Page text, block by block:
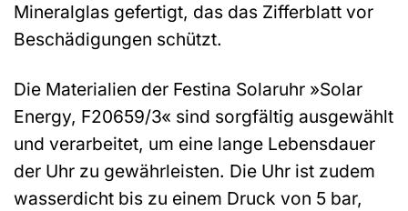
Mineralglas gefertigt, das das Zifferblatt vor
Beschädigungen schützt.
Die Materialien der Festina Solaruhr »Solar
Energy, F20659/3« sind sorgfältig ausgewählt
und verarbeitet, um eine lange Lebensdauer
der Uhr zu gewährleisten. Die Uhr ist zudem
wasserdicht bis zu einem Druck von 5 bar,